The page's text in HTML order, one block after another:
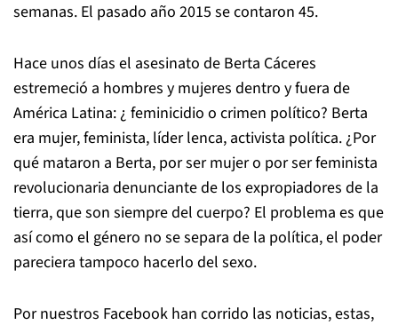
semanas. El pasado año 2015 se contaron 45.
Hace unos días el asesinato de Berta Cáceres
estremeció a hombres y mujeres dentro y fuera de
América Latina: ¿ feminicidio o crimen político? Berta
era mujer, feminista, líder lenca, activista política. ¿Por
qué mataron a Berta, por ser mujer o por ser feminista
revolucionaria denunciante de los expropiadores de la
tierra, que son siempre del cuerpo? El problema es que
así como el género no se separa de la política, el poder
pareciera tampoco hacerlo del sexo.
Por nuestros Facebook han corrido las noticias, estas,